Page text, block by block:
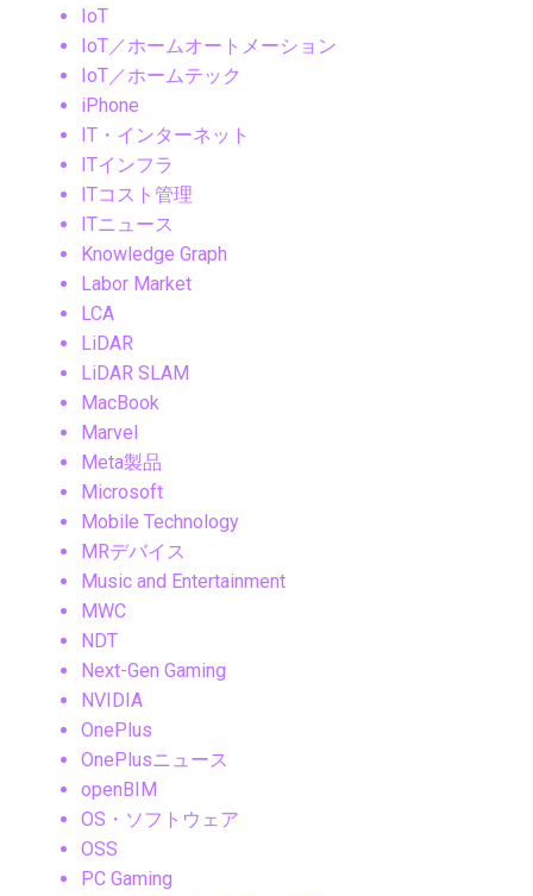
IoT
IoT／ホームオートメーション
IoT／ホームテック
iPhone
IT・インターネット
ITインフラ
ITコスト管理
ITニュース
Knowledge Graph
Labor Market
LCA
LiDAR
LiDAR SLAM
MacBook
Marvel
Meta製品
Microsoft
Mobile Technology
MRデバイス
Music and Entertainment
MWC
NDT
Next-Gen Gaming
NVIDIA
OnePlus
OnePlusニュース
openBIM
OS・ソフトウェア
OSS
PC Gaming